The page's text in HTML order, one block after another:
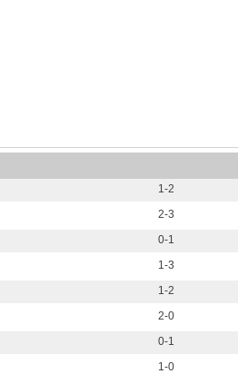
1-2
2-3
0-1
1-3
1-2
2-0
0-1
1-0